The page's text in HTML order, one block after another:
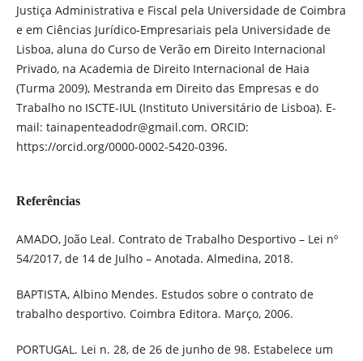
Justiça Administrativa e Fiscal pela Universidade de Coimbra
e em Ciências Jurídico-Empresariais pela Universidade de
Lisboa, aluna do Curso de Verão em Direito Internacional
Privado, na Academia de Direito Internacional de Haia
(Turma 2009), Mestranda em Direito das Empresas e do
Trabalho no ISCTE-IUL (Instituto Universitário de Lisboa). E-
mail: tainapenteadodr@gmail.com. ORCID:
https://orcid.org/0000-0002-5420-0396.
Referências
AMADO, João Leal. Contrato de Trabalho Desportivo – Lei nº
54/2017, de 14 de Julho – Anotada. Almedina, 2018.
BAPTISTA, Albino Mendes. Estudos sobre o contrato de
trabalho desportivo. Coimbra Editora. Março, 2006.
PORTUGAL. Lei n. 28, de 26 de junho de 98. Estabelece um